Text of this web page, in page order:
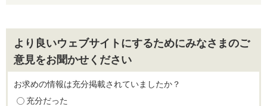
より良いウェブサイトにするためにみなさまのご
意見をお聞かせください
お求めの情報は充分掲載されていましたか？
充分だった